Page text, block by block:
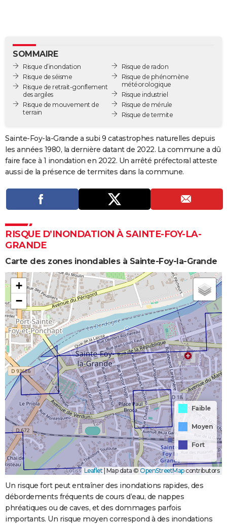
BONS PLANS
CARTE DE VOEUX
Carte de Noël
Carte Bonne année
Carte Saint-Valentin
Carte Pâques
Carte d'anniversaire
DICTIONNAIRE
Dictionnaire
Biographies
Citations
Expressions
Proverbes
PROGRAMME TV
COPAINS D'AVANT
S'inscrire
Se connecter
Lycées
Collèges
Primaires
Universités
Entreprises
Service militaire
Avis de recherche
AVIS DE DÉCÈS
FORUM
SOMMAIRE
Risque d’inondation
Risque de séisme
Risque de retrait-gonflement
des argiles
Risque de mouvement de
terrain
Risque de radon
Risque de phénomène
météorologique
Risque industriel
Risque de mérule
Risque de termite
Sainte-Foy-la-Grande a subi 9 catastrophes naturelles depuis
les années 1980, la dernière datant de 2022. La commune a dû
faire face à 1 inondation en 2022. Un arrêté préfectoral atteste
aussi de la présence de termites dans la commune.
RISQUE D’INONDATION À SAINTE-FOY-LA-
GRANDE
Carte des zones inondables à Sainte-Foy-la-Grande
+
−
Faible
Moyen
Fort
Leaflet | Map data © OpenStreetMapcontributors
Un risque fort peut entraîner des inondations rapides, des
débordements fréquents de cours d’eau, de nappes
phréatiques ou de caves, et des dommages parfois
importants. Un risque moyen correspond à des inondations